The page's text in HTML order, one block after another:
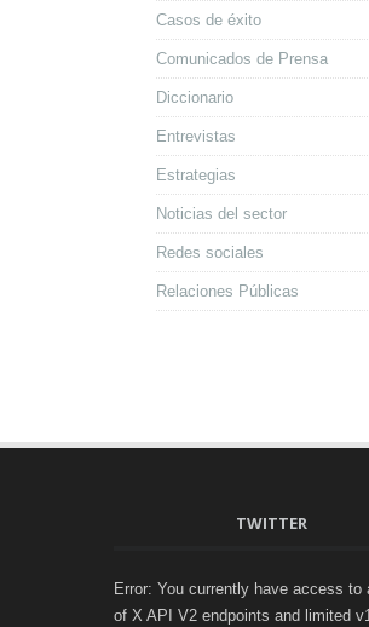
Casos de éxito
Comunicados de Prensa
Diccionario
Entrevistas
Estrategias
Noticias del sector
Redes sociales
Relaciones Públicas
TWITTER
Error: You currently have access to
of X API V2 endpoints and limited